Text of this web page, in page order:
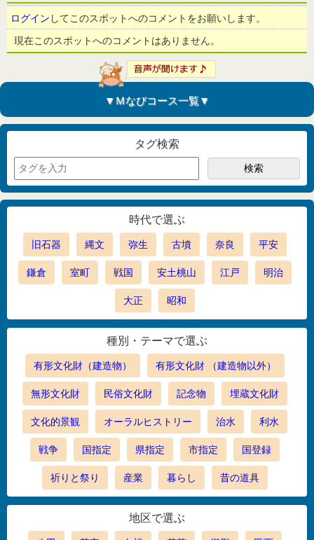
ログイン してこのスポットへのコメントをお願いします。
現在このスポットへのコメントはありません。
▼Ｍなびコース一覧▼
タグ検索
時代で選ぶ
旧石器 縄文 弥生 古墳 奈良 平安
鎌倉 室町 戦国 安土桃山 江戸 明治
大正 昭和
種別・テーマで選ぶ
有形文化財（建造物） 有形文化財 （建造物以外）
無形文化財 民俗文化財 記念物 埋蔵文化財
文化的景観 オーラルヒストリー 治水 利水
戦争 国指定 県指定 市指定 国登録
祈りと祭り 産業 暮らし 昔の道具
地区で選ぶ